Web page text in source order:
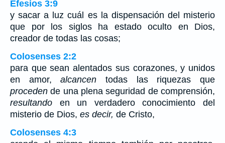
Efesios 3:9
y sacar a luz cuál es la dispensación del misterio
que por los siglos ha estado oculto en Dios,
creador de todas las cosas;
Colosenses 2:2
para que sean alentados sus corazones, y unidos
en amor,alcancen todas las riquezas que
proceden de una plena seguridad de comprensión,
resultando en un verdadero conocimiento del
misterio de Dios, es decir, de Cristo,
Colosenses 4:3